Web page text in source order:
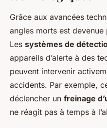
Grâce aux avancées
angles morts est
Les systèmes de
appareils d’alerte à des
peuvent intervenir
accidents. Par exemple,
déclencher un freinage
ne réagit pas à temps à